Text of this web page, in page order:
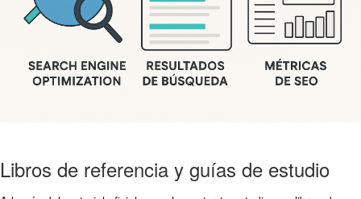
Libros de referencia y guías de estudio